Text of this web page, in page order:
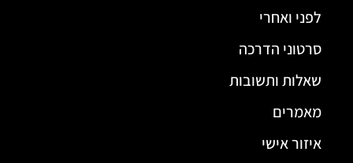
לפני ואחרי
סרטוני הדרכה
שאלות ותשובות
מאמרים
איזור אישי